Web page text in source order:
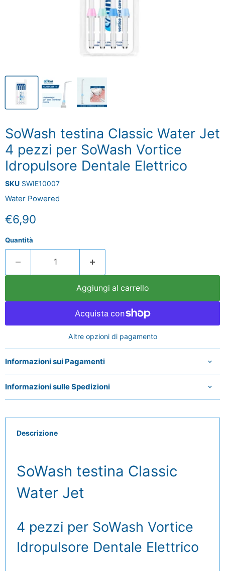
SoWash testina Classic Water Jet
4 pezzi per SoWash Vortice
Idropulsore Dentale Elettrico
SKU SWIE10007
Water Powered
Prezzo attuale
€6,90
Quantità
Aggiungi al carrello
Altre opzioni di pagamento
Informazioni sui Pagamenti
Informazioni sulle Spedizioni
Descrizione
SoWash testina Classic
Water Jet
4 pezzi per SoWash Vortice
Idropulsore Dentale Elettrico